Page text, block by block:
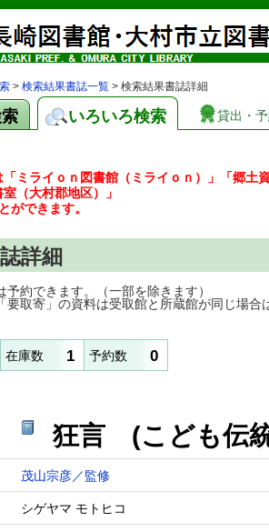
> 検索結果書誌一覧 > 検索結果書誌詳細
いろいろ検索 貸出・
ミライｏｎ図書館（ミライｏｎ）」「郷
（大村郡地区）」
ができます。
詳細
予約できます。（一部を除きます）
要取寄」の資料は受取館と所蔵館が同じ場合
在庫数 1 予約数 0
狂言 (こども伝
茂山宗彦／監修
シゲヤマ モトヒコ